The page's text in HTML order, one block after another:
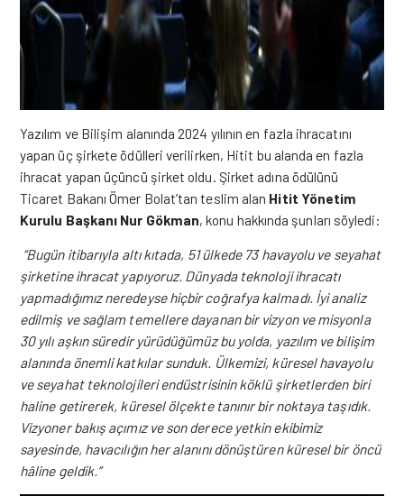
Yazılım ve Bilişim alanında 2024 yılının en fazla ihracatını
yapan üç şirkete ödülleri verilirken, Hitit bu alanda en fazla
ihracat yapan üçüncü şirket oldu. Şirket adına ödülünü
Ticaret Bakanı Ömer Bolat’tan teslim alan Hitit Yönetim
Kurulu Başkanı Nur Gökman, konu hakkında şunları söyledi:
“Bugün itibarıyla altı kıtada, 51 ülkede 73 havayolu ve seyahat
şirketine ihracat yapıyoruz. Dünyada teknoloji ihracatı
yapmadığımız neredeyse hiçbir coğrafya kalmadı. İyi analiz
edilmiş ve sağlam temellere dayanan bir vizyon ve misyonla
30 yılı aşkın süredir yürüdüğümüz bu yolda, yazılım ve bilişim
alanında önemli katkılar sunduk. Ülkemizi, küresel havayolu
ve seyahat teknolojileri endüstrisinin köklü şirketlerden biri
haline getirerek, küresel ölçekte tanınır bir noktaya taşıdık.
Vizyoner bakış açımız ve son derece yetkin ekibimiz
sayesinde, havacılığın her alanını dönüştüren küresel bir öncü
hâline geldik.”